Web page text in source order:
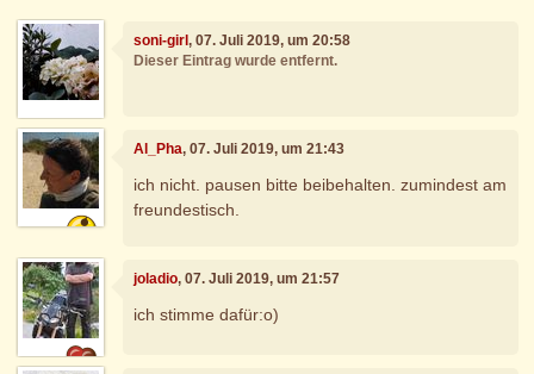
soni-girl, 07. Juli 2019, um 20:58
Dieser Eintrag wurde entfernt.
Al_Pha, 07. Juli 2019, um 21:43
ich nicht. pausen bitte beibehalten. zumindest am
freundestisch.
joladio, 07. Juli 2019, um 21:57
ich stimme dafür:o)